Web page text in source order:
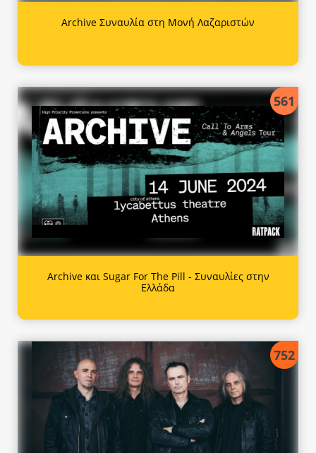
Archive Συναυλία στη Μονή Λαζαριστών
561
Archive και Sugar For The Pill - Συναυλίες στην
Ελλάδα
752